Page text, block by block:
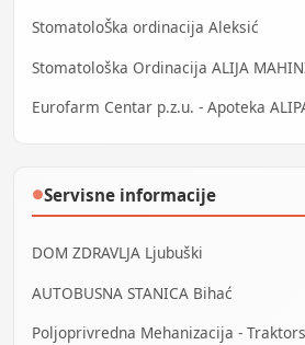
StomatoloŠka ordinacija Aleksić
Stomatološka Ordinacija ALIJA
Eurofarm Centar p.z.u. - Apoteka
●Servisne informacije
DOM ZDRAVLJA Ljubuški
AUTOBUSNA STANICA Bihać
Poljoprivredna Mehanizacija -